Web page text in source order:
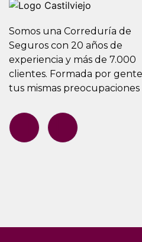
Somos una Correduría de
Seguros con 20 años de
experiencia y más de 7.000
clientes. Formada por
tus mismas preocupaciones